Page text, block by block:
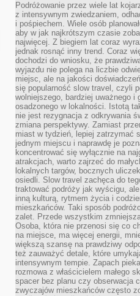
Podróżowanie przez wiele lat
z intensywnym zwiedzaniem,
i pośpiechem. Wiele osób
aby w jak najkrótszym czasie
najwięcej. Z biegiem lat coraz
jednak rosnąć inny trend. Coraz
dochodzi do wniosku, że
wyjazdu nie polega na liczbie
miejsc, ale na jakości
się popularność slow travel, czyli
wolniejszego, bardziej uważnego i
osadzonego w lokalności. Istotą
nie jest rezygnacja z odkrywania
zmiana perspektywy. Zamiast
miast w tydzień, lepiej zatrzymać
jednym miejscu i naprawdę je
koncentrować się wyłącznie na
atrakcjach, warto zajrzeć do
lokalnych targów, bocznych
osiedli. Slow travel zachęca do
traktować podróży jak wyścigu,
inną kulturą, rytmem życia i
mieszkańców. Taki sposób
zalet. Przede wszystkim
Osoba, która nie przenosi się co
na miejsce, ma więcej energii,
większą szansę na prawdziwy
też zauważyć detale, które
intensywnym tempie. Zapach
rozmowa z właścicielem małego
spacer bez planu czy obserwacja
zwyczajów mieszkańców często